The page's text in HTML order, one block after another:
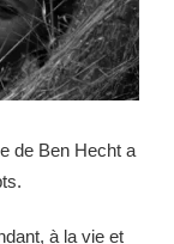
de Ben Hecht a
à la vie et